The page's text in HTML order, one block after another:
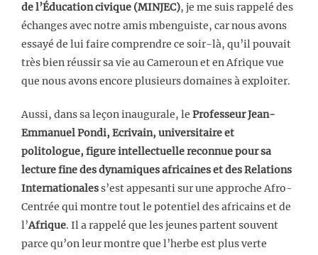
de l’Éducation civique (MINJEC), je me suis rappelé des
échanges avec notre amis mbenguiste, car nous avons
essayé de lui faire comprendre ce soir-là, qu’il pouvait
très bien réussir sa vie au Cameroun et en Afrique vue
que nous avons encore plusieurs domaines à exploiter.
Aussi, dans sa leçon inaugurale, le Professeur Jean-
Emmanuel Pondi, Ecrivain, universitaire et
politologue, figure intellectuelle reconnue pour sa
lecture fine des dynamiques africaines et des Relations
Internationaless’est appesanti sur une approche Afro-
Centrée qui montre tout le potentiel des africains et de
l’Afrique. Il a rappelé que les jeunes partent souvent
parce qu’on leur montre que l’herbe est plus verte